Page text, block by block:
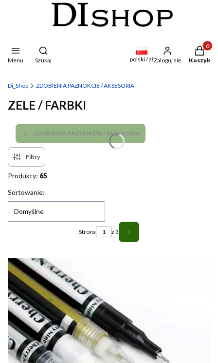
Menu
Otwórz wyszukiwarkę
Szukaj polski / złZaloguj się Koszyk
Di_Shop ZDOBIENIA PAZNOKCIE / AKSESORIA
ZELE / FARBKI
ZDOBIENIA PAZNOKCIE / AKSESORIA
Filtry
Produkty: 65
Lista produktów
Sortowanie:
Domyślne
Strona z 3 Następne produkty